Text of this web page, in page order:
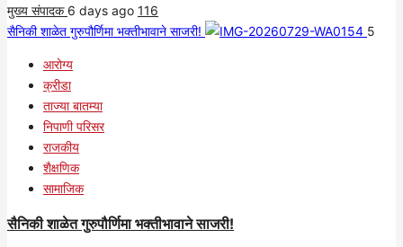
मुख्य संपादक 6 days ago 116
सैनिकी शाळेत गुरुपौर्णिमा भक्तीभावाने साजरी!
5
आरोग्य
क्रीडा
ताज्या बातम्या
निपाणी परिसर
राजकीय
शैक्षणिक
सामाजिक
सैनिकी शाळेत गुरुपौर्णिमा भक्तीभावाने साजरी!